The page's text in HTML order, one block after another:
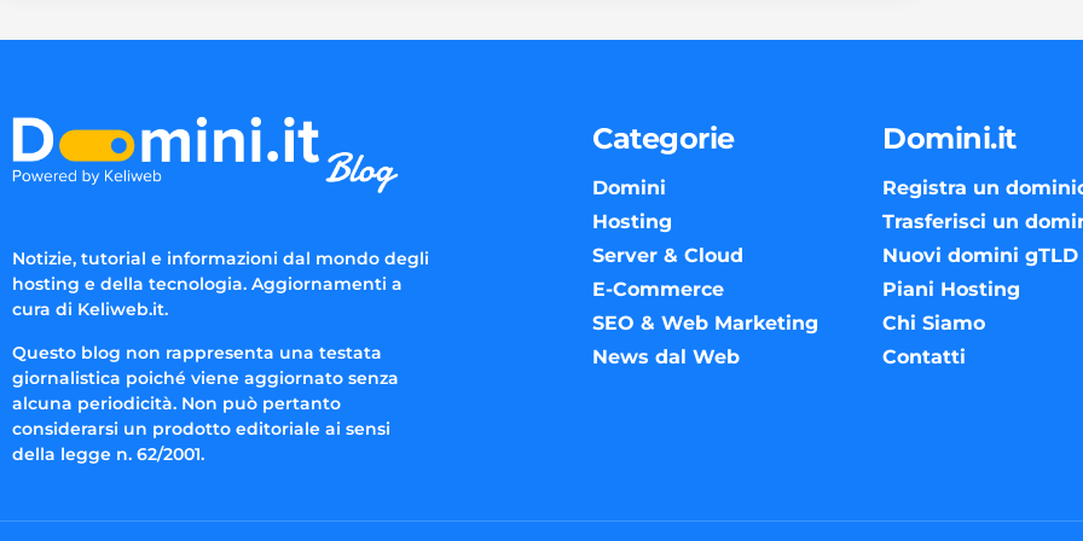
Notizie, tutorial e informazioni dal mondo degli
hosting e della tecnologia. Aggiornamenti a
cura di Keliweb.it.
Questo blog non rappresenta una testata
giornalistica poiché viene aggiornato senza
alcuna periodicità. Non può pertanto
considerarsi un prodotto editoriale ai sensi
della legge n. 62/2001.
Categorie
Domini
Hosting
Server & Cloud
E-Commerce
SEO & Web Marketing
News dal Web
Domini.it
Registra un
Trasferisci un
Nuovi domini gTLD
Piani Hosting
Chi Siamo
Contatti